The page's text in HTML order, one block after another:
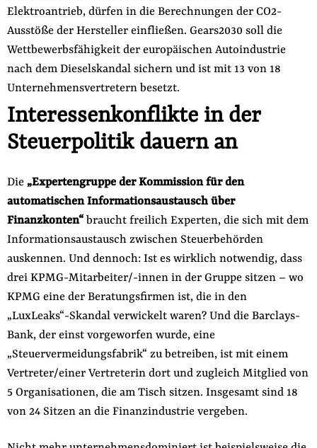
Elektroantrieb, dürfen in die Berechnungen der CO2-
Ausstöße der Hersteller einfließen. Gears2030 soll die
Wettbewerbsfähigkeit der europäischen Autoindustrie
nach dem Dieselskandal sichern und ist mit 13 von 18
Unternehmensvertretern besetzt.
Interessenkonflikte in der
Steuerpolitik dauern an
Die „Expertengruppe der Kommission für den
automatischen Informationsaustausch über
Finanzkonten“braucht freilich Experten, die sich mit dem
Informationsaustausch zwischen Steuerbehörden
auskennen. Und dennoch: Ist es wirklich notwendig, dass
drei KPMG-Mitarbeiter/-innen in der Gruppe sitzen – wo
KPMG eine der Beratungsfirmen ist, die in den
„LuxLeaks“-Skandal verwickelt waren? Und die Barclays-
Bank, der einst vorgeworfen wurde, eine
„Steuervermeidungsfabrik“ zu betreiben, ist mit einem
Vertreter/einer Vertreterin dort und zugleich Mitglied von
5 Organisationen, die am Tisch sitzen. Insgesamt sind 18
von 24 Sitzen an die Finanzindustrie vergeben.